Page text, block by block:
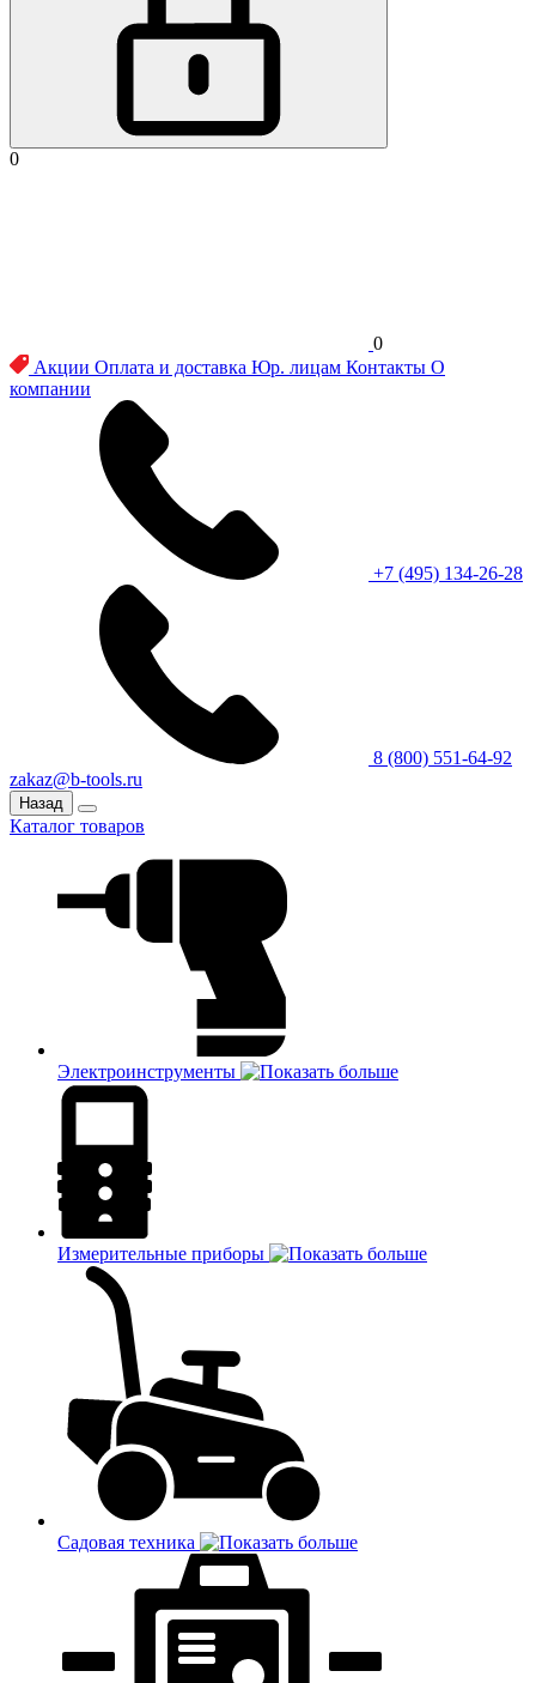
0
0
Акции Оплата и доставка Юр. лицам Контакты О
компании
+7 (495) 134-26-28
8 (800) 551-64-92
zakaz@b-tools.ru
Назад
Каталог товаров
Электроинструменты
Измерительные приборы
Садовая техника